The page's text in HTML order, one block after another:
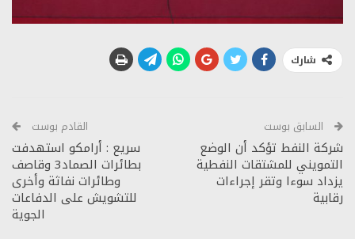
شارك
السابق بوست
شركة النفط تؤكد أن الوضع
التمويني للمشتقات النفطية
يزداد سوءا وتقر إجراءات
رقابية
القادم بوست
سريع : أرامكو استهدفت
بطائرات الصماد3 وقاصف
وطائرات نفاثة وأخرى
للتشويش على الدفاعات
الجوية